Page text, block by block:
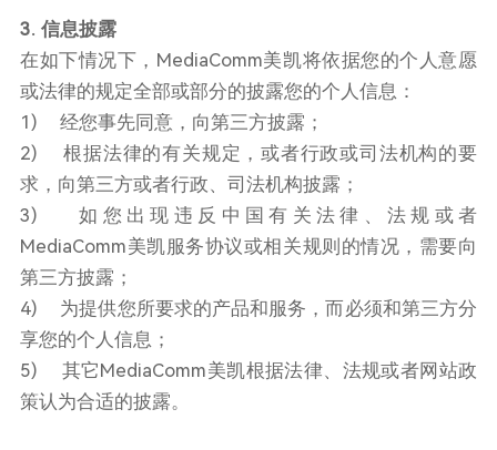
3. 信息披露
在如下情况下，MediaComm美凯将依据您的个人意愿
或法律的规定全部或部分的披露您的个人信息：
1) 经您事先同意，向第三方披露；
2) 根据法律的有关规定，或者行政或司法机构的要
求，向第三方或者行政、司法机构披露；
3) 如您出现违反中国有关法律、法规或者
MediaComm美凯服务协议或相关规则的情况，需要向
第三方披露；
4) 为提供您所要求的产品和服务，而必须和第三方分
享您的个人信息；
5) 其它MediaComm美凯根据法律、法规或者网站政
策认为合适的披露。